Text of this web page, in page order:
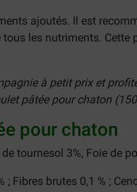
ajoutés. Il est
les nutriments.
à petit prix et
pâtée pour chaton
pour chaton
tournesol 3%, Foie de
Fibres brutes 0,1 % ;